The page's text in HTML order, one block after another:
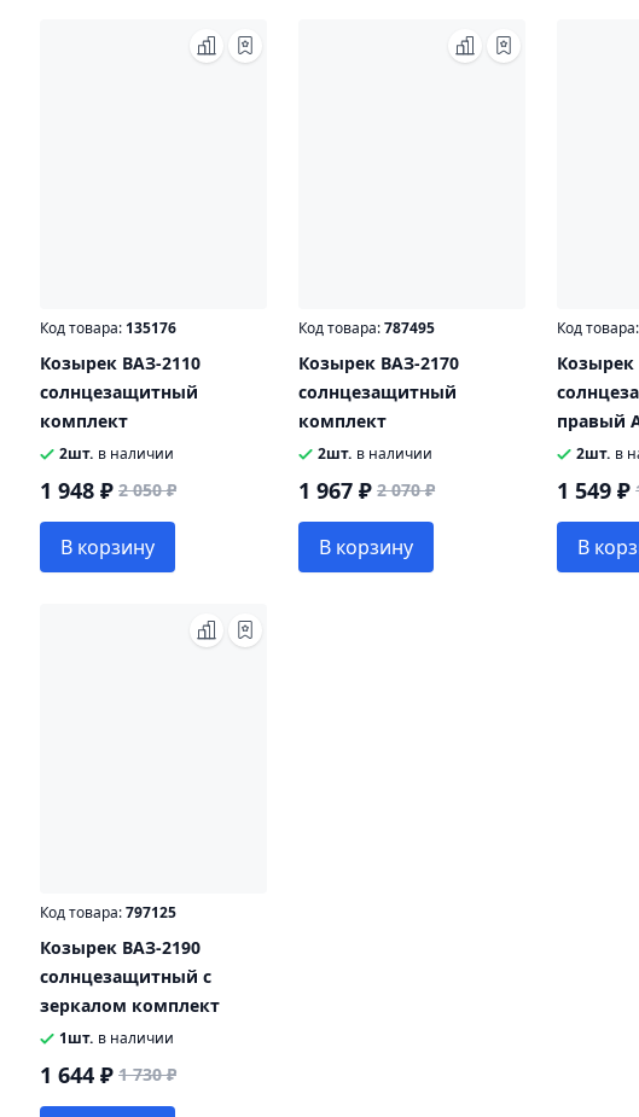
Код товара: 135176
Козырек ВАЗ-2110
солнцезащитный
комплект
2шт. в наличии
1 948 ₽ 2 050 ₽
В корзину
Код товара:787495
Козырек ВАЗ-2170
солнцезащитный
комплект
2шт. в наличии
1 967 ₽ 2 070 ₽
В корзину
Код
Козырек
правый
2шт. в
1 549 ₽
В
Код товара:797125
Козырек ВАЗ-2190
солнцезащитный с
зеркалом комплект
1шт. в наличии
1 644 ₽ 1 730 ₽